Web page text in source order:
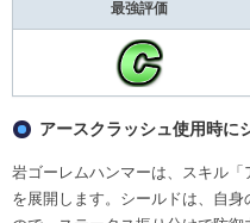
最強評価
アースクラッシュ使用時に
岩ゴーレムハンマーは、スキル
を展開します。シールドは、自